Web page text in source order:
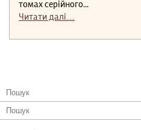
томах серійного...
Читати далі…